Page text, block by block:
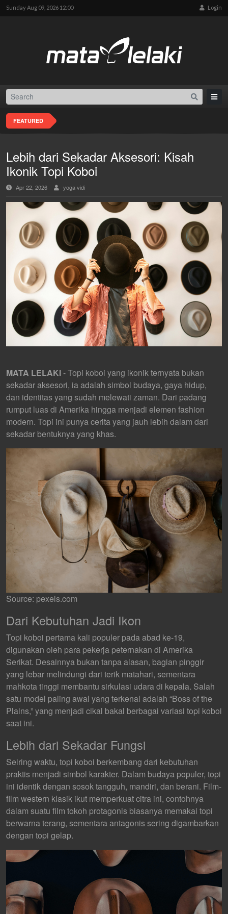
Sunday Aug 09, 2026 12:00 Login
FEATURED
Lebih dari Sekadar Aksesori: Kisah
Ikonik Topi Koboi
Apr 22, 2026 yoga vidi
MATA LELAKI- Topi koboi yang ikonik ternyata bukan
sekadar aksesori, ia adalah simbol budaya, gaya hidup,
dan identitas yang sudah melewati zaman. Dari padang
rumput luas di Amerika hingga menjadi elemen fashion
modern. Topi ini punya cerita yang jauh lebih dalam dari
sekadar bentuknya yang khas.
Source: pexels.com
Dari Kebutuhan Jadi Ikon
Topi koboi pertama kali populer pada abad ke-19,
digunakan oleh para pekerja peternakan di Amerika
Serikat. Desainnya bukan tanpa alasan, bagian pinggir
yang lebar melindungi dari terik matahari, sementara
mahkota tinggi membantu sirkulasi udara di kepala. Salah
satu model paling awal yang terkenal adalah “Boss of the
Plains,” yang menjadi cikal bakal berbagai variasi topi koboi
saat ini.
Lebih dari Sekadar Fungsi
Seiring waktu, topi koboi berkembang dari kebutuhan
praktis menjadi simbol karakter. Dalam budaya populer, topi
ini identik dengan sosok tangguh, mandiri, dan berani. Film-
film western klasik ikut memperkuat citra ini, contohnya
dalam suatu film tokoh protagonis biasanya memakai topi
berwarna terang, sementara antagonis sering digambarkan
dengan topi gelap.